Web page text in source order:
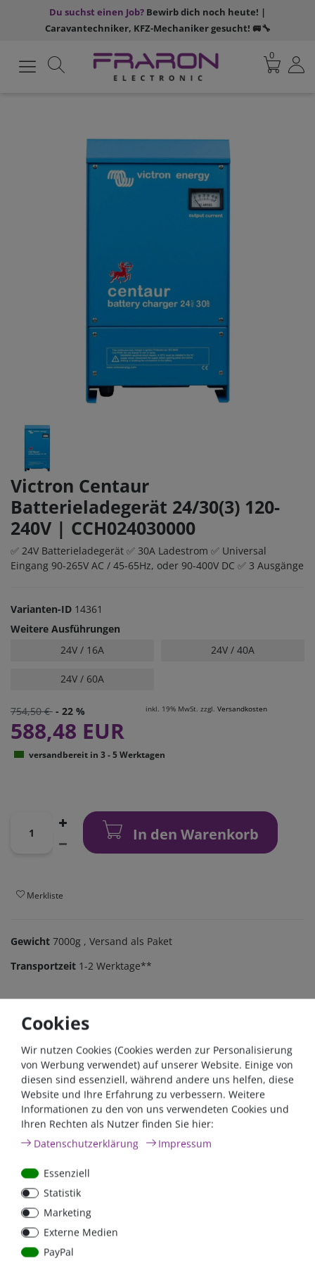
Du suchst einen Job? Bewirb dich noch heute! |
Caravantechniker, KFZ-Mechaniker gesucht! 🚐🔧
0
Victron Centaur
Batterieladegerät 24/30(3) 120-
240V | CCH024030000
✅ 24V Batterieladegerät ✅ 30A Ladestrom ✅ Universal
Eingang 90-265V AC / 45-65Hz, oder 90-400V DC ✅ 3 Ausgänge
Varianten-ID 14361
Weitere Ausführungen
24V / 16A
24V / 40A
24V / 60A
754,50 € - 22 %
588,48 EUR
inkl. 19% MwSt. zzgl. Versandkosten
versandbereit in 3 - 5 Werktagen
In den Warenkorb
Merkliste
Gewicht 7000g , Versand als Paket
Transportzeit 1-2 Werktage**
Zum Kabelkonfigurator
Kabel, so wie man sie braucht.
Länge, Querschnitt und Anschlussstücke
individuell für Sie angepasst.
Beschreibung
Download
Cookies
Wir nutzen Cookies (Cookies werden zur Personalisierung
von Werbung verwendet) auf unserer Website. Einige von
diesen sind essenziell, während andere uns helfen, diese
Website und Ihre Erfahrung zu verbessern. Weitere
Informationen zu den von uns verwendeten Cookies und
Ihren Rechten als Nutzer finden Sie hier:
Daten­schutz­erklärung
Impressum
Essenziell
Statistik
Marketing
Externe Medien
PayPal